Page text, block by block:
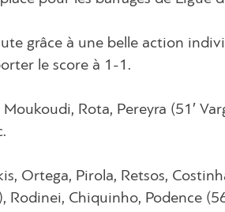
grâce à une belle action
le score à 1-1.
Rota, Pereyra (51′
Ortega, Pirola, Retsos,
Rodinei, Chiquinho, Podence